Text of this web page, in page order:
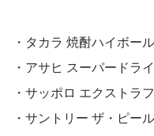
・タカラ 焼酎ハイボー
・アサヒ スーパードラ
・サッポロ エクストラ
・サントリー ザ・ピー